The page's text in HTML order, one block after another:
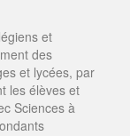
et
des
et lycées, par
les élèves et
Sciences à